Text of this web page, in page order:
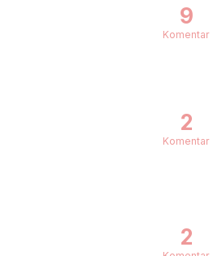
9
Komentar
2
Komentar
2